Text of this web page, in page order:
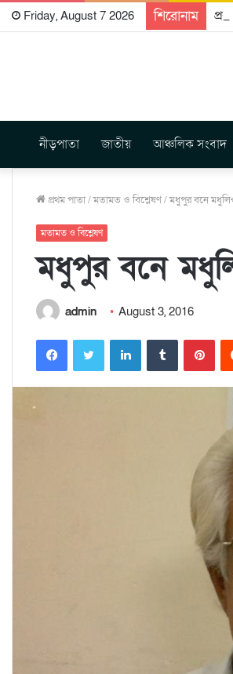
Friday, August 7 2026 শিরোনাম
নীড়পাতা জাতীয় আঞ্চলিক সংবাদ
প্রথম পাতা/মতামত ও বিশ্লেষণ/মধুপুর বনে
মতামত ও বিশ্লেষণ
মধুপুর বনে
admin August 3, 2016